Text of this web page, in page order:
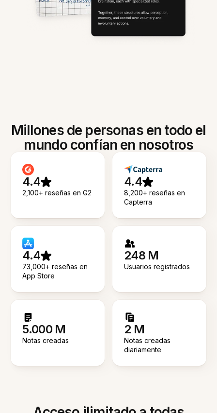
Millones de personas en todo el
mundo confían en nosotros
4.4
2,100+ reseñas en G2
4.4
8,200+ reseñas en
Capterra
4.4
73,000+ reseñas en
App Store
248 M
Usuarios registrados
5.000 M
Notas creadas
2 M
Notas creadas
diariamente